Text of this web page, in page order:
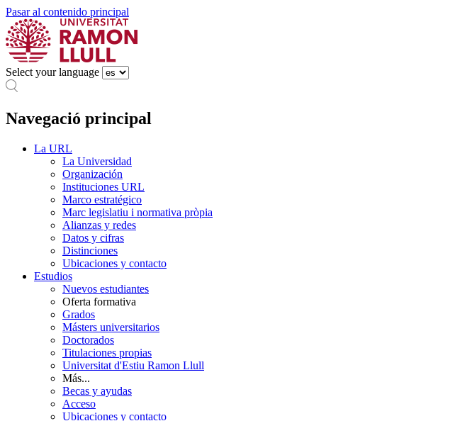
Pasar al contenido principal
Select your language
Navegació principal
La URL
La Universidad
Organización
Instituciones URL
Marco estratégico
Marc legislatiu i normativa pròpia
Alianzas y redes
Datos y cifras
Distinciones
Ubicaciones y contacto
Estudios
Nuevos estudiantes
Oferta formativa
Grados
Másters universitarios
Doctorados
Titulaciones propias
Universitat d'Estiu Ramon Llull
Más...
Becas y ayudas
Acceso
Ubicaciones y contacto